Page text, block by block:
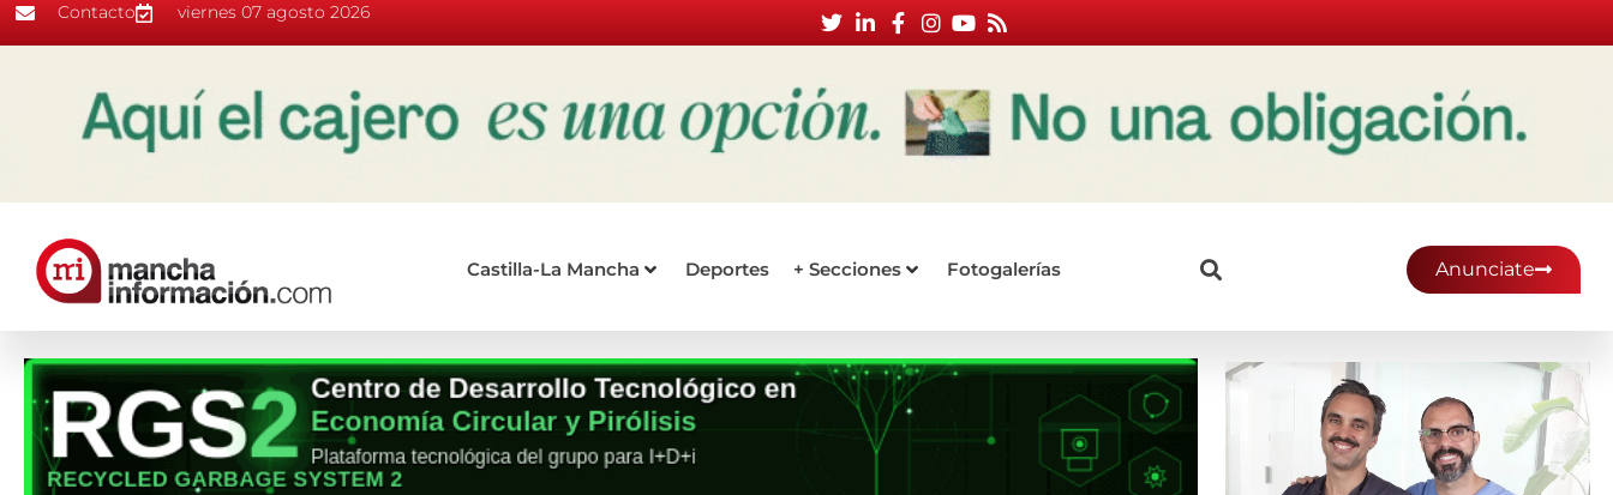
Contacto viernes 07 agosto 2026
Castilla-La Mancha Deportes + Secciones Fotogalerías Anunciate